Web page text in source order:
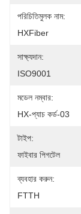
পরিচিতিমুলক নাম:
HXFiber
সাক্ষ্যদান:
ISO9001
মডেল নম্বার:
HX-প্যাচ কর্ড-03
টাইপ:
ফাইবার পিগটেল
ব্যবহার করুন:
FTTH